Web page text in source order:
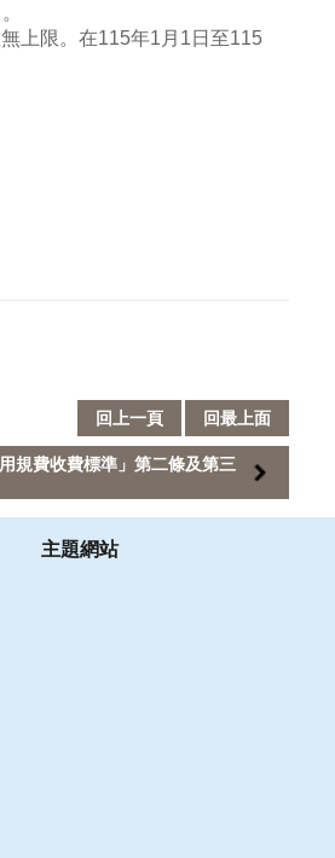
上限。在115年1月1日至115
回上一頁 回最上面
規費收費標準」第二條及第三
主題網站